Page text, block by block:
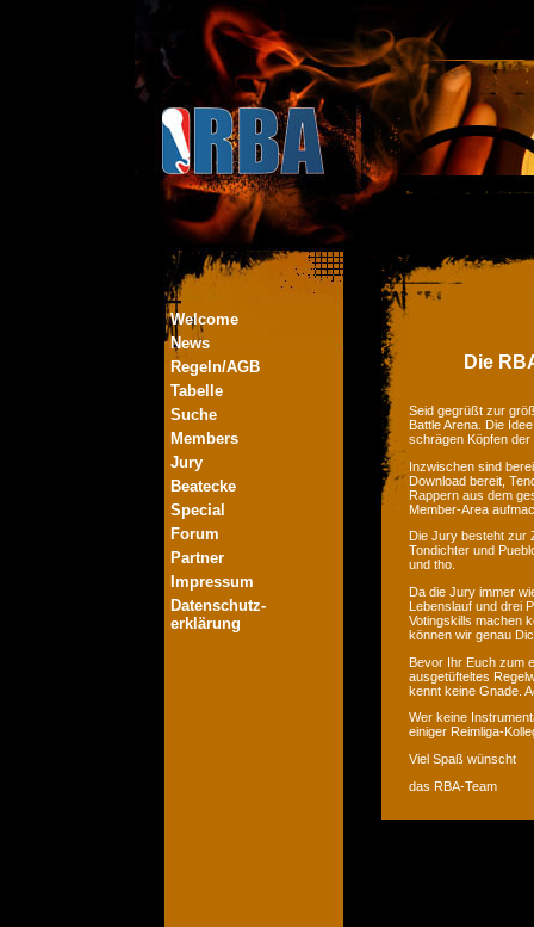
Welcome
News
Regeln/AGB
Tabelle
Suche
Members
Jury
Beatecke
Special
Forum
Partner
Impressum
Datenschutz-
erklärung
Die
Seid gegrüßt zur
Battle Arena. Die
schrägen Köpfen
Inzwischen sind
Download bereit,
Rappern aus dem
Member-Area
Die Jury besteht zur
Tondichter und
und tho.
Da die Jury immer
Lebenslauf und drei
Votingskills machen
können wir genau
Bevor Ihr Euch zum
ausgetüfteltes
kennt keine Gnade.
Wer keine
einiger Reimliga-
Viel Spaß wünscht
das RBA-Team